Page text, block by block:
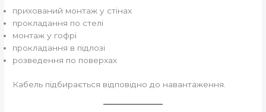
прихований монтаж у стінах
прокладання по стелі
монтаж у гофрі
прокладання в підлозі
розведення по поверхах
Кабель підбирається відповідно до навантаження.